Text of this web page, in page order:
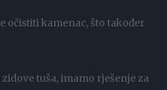
očistiti kamenac, što također
tuša, imamo rješenje za